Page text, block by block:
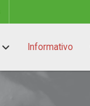
Informativo